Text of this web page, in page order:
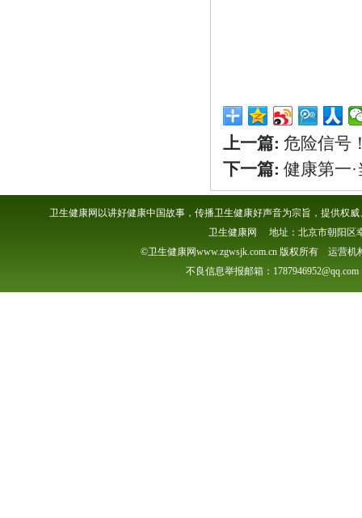
上一篇: 危险信号
下一篇: 健康第一
卫生健康网以讲好健康中国故事，传播卫生健康好声音为宗旨，提供权
卫生健康网 地址：北京市朝阳区
©卫生健康网www.zgwsjk.com.cn 版权所有 运营
不良信息举报邮箱：